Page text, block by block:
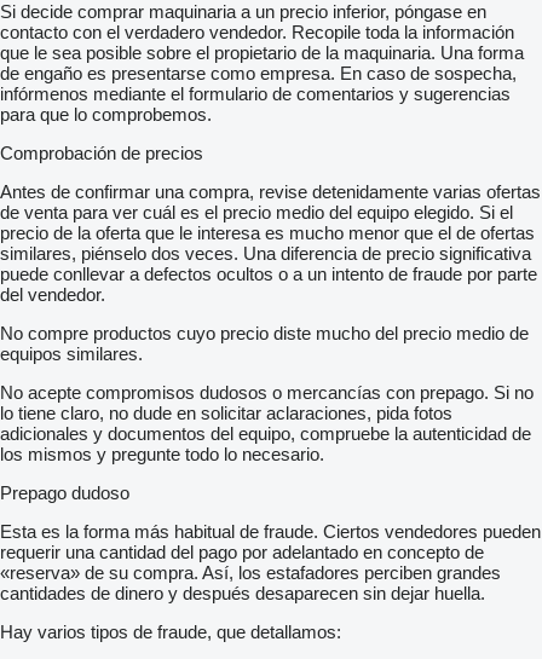
Si decide comprar maquinaria a un precio inferior, póngase en
contacto con el verdadero vendedor. Recopile toda la información
que le sea posible sobre el propietario de la maquinaria. Una forma
de engaño es presentarse como empresa. En caso de sospecha,
infórmenos mediante el formulario de comentarios y sugerencias
para que lo comprobemos.
Comprobación de precios
Antes de confirmar una compra, revise detenidamente varias ofertas
de venta para ver cuál es el precio medio del equipo elegido. Si el
precio de la oferta que le interesa es mucho menor que el de ofertas
similares, piénselo dos veces. Una diferencia de precio significativa
puede conllevar a defectos ocultos o a un intento de fraude por parte
del vendedor.
No compre productos cuyo precio diste mucho del precio medio de
equipos similares.
No acepte compromisos dudosos o mercancías con prepago. Si no
lo tiene claro, no dude en solicitar aclaraciones, pida fotos
adicionales y documentos del equipo, compruebe la autenticidad de
los mismos y pregunte todo lo necesario.
Prepago dudoso
Esta es la forma más habitual de fraude. Ciertos vendedores pueden
requerir una cantidad del pago por adelantado en concepto de
«reserva» de su compra. Así, los estafadores perciben grandes
cantidades de dinero y después desaparecen sin dejar huella.
Hay varios tipos de fraude, que detallamos: